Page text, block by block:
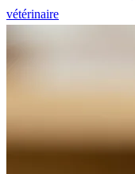
vétérinaire